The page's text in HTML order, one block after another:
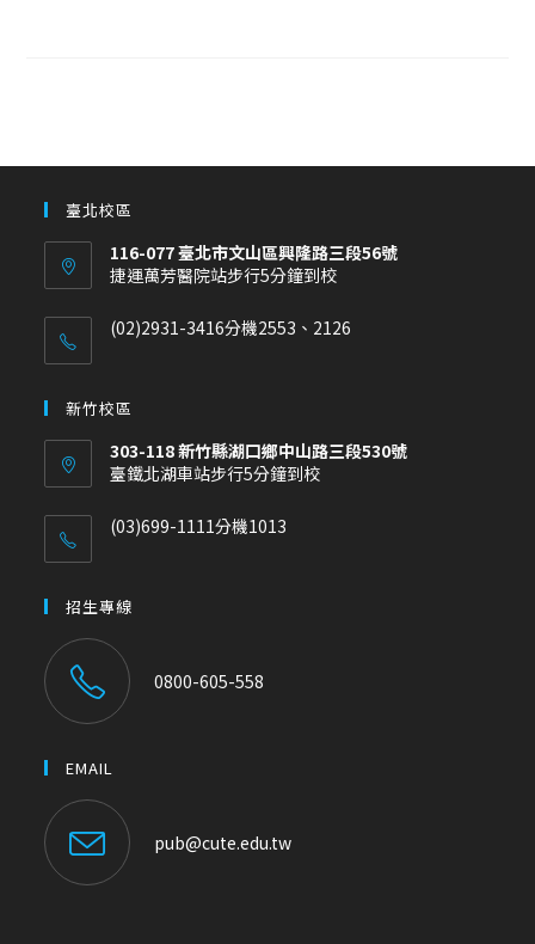
臺北校區
116-077 臺北市文山區興隆路三段56號
捷運萬芳醫院站步行5分鐘到校
(02)2931-3416分機2553、2126
新竹校區
303-118 新竹縣湖口鄉中山路三段530號
臺鐵北湖車站步行5分鐘到校
(03)699-1111分機1013
招生專線
0800-605-558
EMAIL
pub@cute.edu.tw